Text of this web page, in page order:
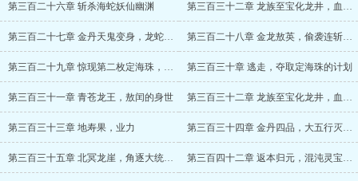
第三百二十六章 斩杀海蛇妖仙幽渊 第三百三十二章 龙族至宝化龙井，血脉升级
第三百二十七章 金丹天鬼变身，龙蛇大战 第三百二十八章 金龙敖英，偷袭连斩两仙
第三百二十九章 惊现第二枚定海珠，苏瑜的危机 第三百三十章 逃走，夺取定海珠的计划
第三百三十一章 青苍龙王，敖闰的身世 第三百三十二章 龙族至宝化龙井，血脉升级
第三百三十三章 地寿果，业力 第三百三十四章 金丹四品，大五行灭绝神光线，龙太子之说
第三百三十五章 北冥龙崖，角逐大统领的任务 第三百四十二章 返本归元，混沌灵宝——混沌珠碎片